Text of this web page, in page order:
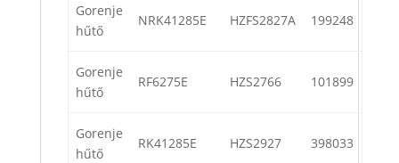
Gorenje
hűtő
NRK41285E HZFS2827A 199248
Gorenje
hűtő
RF6275E HZS2766 101899
Gorenje
hűtő
RK41285E HZS2927 398033